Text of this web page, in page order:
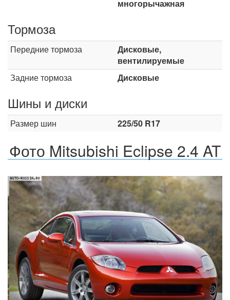
многорычажная
Тормоза
Передние тормоза
Дисковые,
вентилируемые
Задние тормоза
Дисковые
Шины и диски
Размер шин 225/50 R17
Фото Mitsubishi Eclipse 2.4 AT
Назад